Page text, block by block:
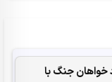
خواهان جنگ با